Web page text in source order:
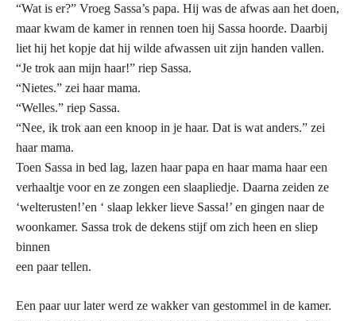
“Wat is er?” Vroeg Sassa’s papa. Hij was de afwas aan het doen,
maar kwam de kamer in rennen toen hij Sassa hoorde. Daarbij
liet hij het kopje dat hij wilde afwassen uit zijn handen vallen.
“Je trok aan mijn haar!” riep Sassa.
“Nietes.” zei haar mama.
“Welles.” riep Sassa.
“Nee, ik trok aan een knoop in je haar. Dat is wat anders.” zei
haar mama.
Toen Sassa in bed lag, lazen haar papa en haar mama haar een
verhaaltje voor en ze zongen een slaapliedje. Daarna zeiden ze
‘welterusten!’en ‘ slaap lekker lieve Sassa!’ en gingen naar de
woonkamer. Sassa trok de dekens stijf om zich heen en sliep
binnen
een paar tellen.
Een paar uur later werd ze wakker van gestommel in de kamer.